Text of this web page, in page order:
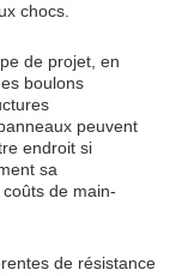
chocs.
de projet, en
boulons
peuvent
endroit si
sa
de main-
de résistance